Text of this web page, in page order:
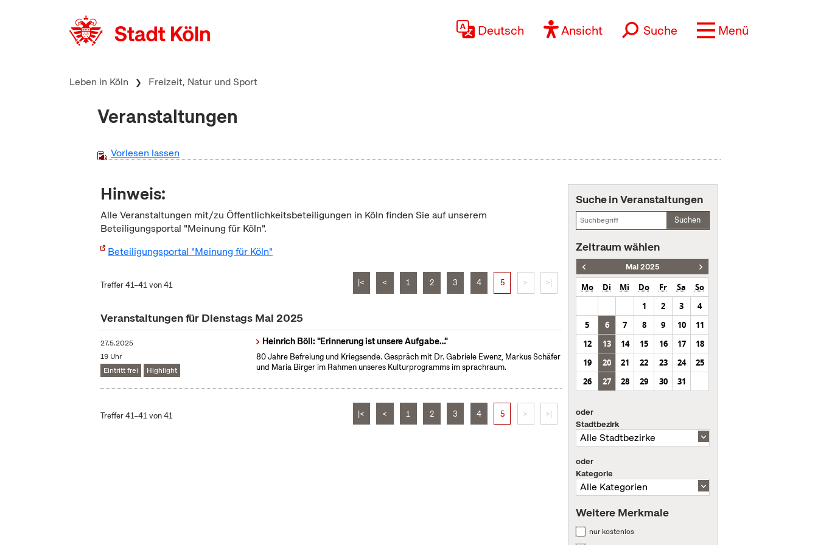
Deutsch Ansicht Suche Menü
Leben in Köln Freizeit, Natur und Sport
Veranstaltungen
Vorlesen lassen
Hinweis:
Alle Veranstaltungen mit/zu Öffentlichkeitsbeteiligungen in Köln finden Sie auf unserem
Beteiligungsportal "Meinung für Köln".
Beteiligungsportal "Meinung für Köln"
Treffer 41–41 von 41 |< < 1 2 3 4 5 > >|
Veranstaltungen für Dienstags Mai 2025
27.5.2025
19 Uhr
Eintritt frei
Highlight
Heinrich Böll: "Erinnerung ist unsere Aufgabe…"
80 Jahre Befreiung und Kriegsende. Gespräch mit Dr. Gabriele Ewenz, Markus Schäfer
und Maria Birger im Rahmen unseres Kulturprogramms im sprachraum.
Treffer 41–41 von 41 |< < 1 2 3 4 5 > >|
Suche in Veranstaltungen
Suchen
Zeitraum wählen
Mai 2025
Mo Di Mi Do Fr Sa
So
1
2 3
4
5
6 7 8 9 10
11
12
13 14 15 16 17
18
19
20 21 22 23 24
25
26
27 28 29 30 31
oder
Stadtbezirk
oder
Kategorie
Weitere Merkmale
nur kostenlos